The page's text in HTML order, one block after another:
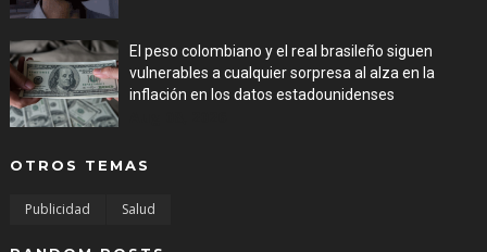
El peso colombiano y el real brasileño siguen
vulnerables a cualquier sorpresa al alza en la
inflación en los datos estadounidenses
OTROS TEMAS
Publicidad Salud